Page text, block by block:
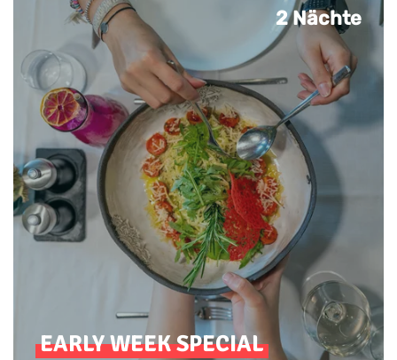
2 Nächte
EARLY WEEK SPECIAL